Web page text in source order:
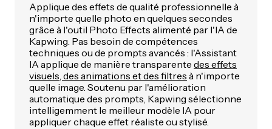
Applique des effets de qualité professionnelle à
n'importe quelle photo en quelques secondes
grâce à l'outil Photo Effects alimenté par l'IA de
Kapwing. Pas besoin de compétences
techniques ou de prompts avancés : l'Assistant
IA applique de manière transparente des effets
visuels, des animations et des filtres à n'importe
quelle image. Soutenu par l'amélioration
automatique des prompts, Kapwing sélectionne
intelligemment le meilleur modèle IA pour
appliquer chaque effet réaliste ou stylisé.